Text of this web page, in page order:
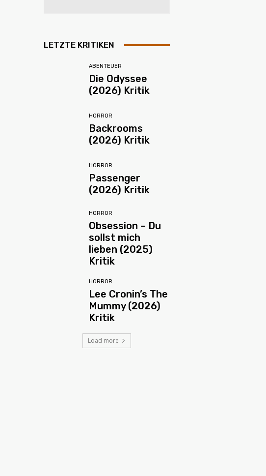
LETZTE KRITIKEN
ABENTEUER
Die Odyssee
(2026) Kritik
HORROR
Backrooms
(2026) Kritik
HORROR
Passenger
(2026) Kritik
HORROR
Obsession – Du
sollst mich
lieben (2025)
Kritik
HORROR
Lee Cronin’s The
Mummy (2026)
Kritik
Load more